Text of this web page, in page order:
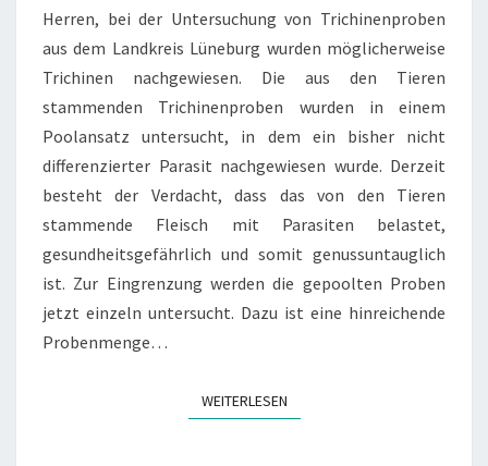
LANDKREIS
LÜNEBURG
Herren, bei der Untersuchung von Trichinenproben
aus dem Landkreis Lüneburg wurden möglicherweise
Trichinen nachgewiesen. Die aus den Tieren
stammenden Trichinenproben wurden in einem
Poolansatz untersucht, in dem ein bisher nicht
differenzierter Parasit nachgewiesen wurde. Derzeit
besteht der Verdacht, dass das von den Tieren
stammende Fleisch mit Parasiten belastet,
gesundheitsgefährlich und somit genussuntauglich
ist. Zur Eingrenzung werden die gepoolten Proben
jetzt einzeln untersucht. Dazu ist eine hinreichende
Probenmenge…
WEITERLESENWEITERLESEN